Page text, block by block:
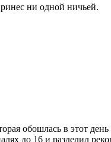
ни одной ничьей.
обошлась в этот
до 16 и разделил